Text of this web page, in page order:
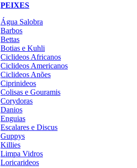
PEIXES
Água Salobra
Barbos
Bettas
Botias e Kuhli
Ciclideos Africanos
Ciclideos Americanos
Ciclideos Anões
Ciprinideos
Colisas e Gouramis
Corydoras
Danios
Enguias
Escalares e Discus
Guppys
Killies
Limpa Vidros
Loricarideos